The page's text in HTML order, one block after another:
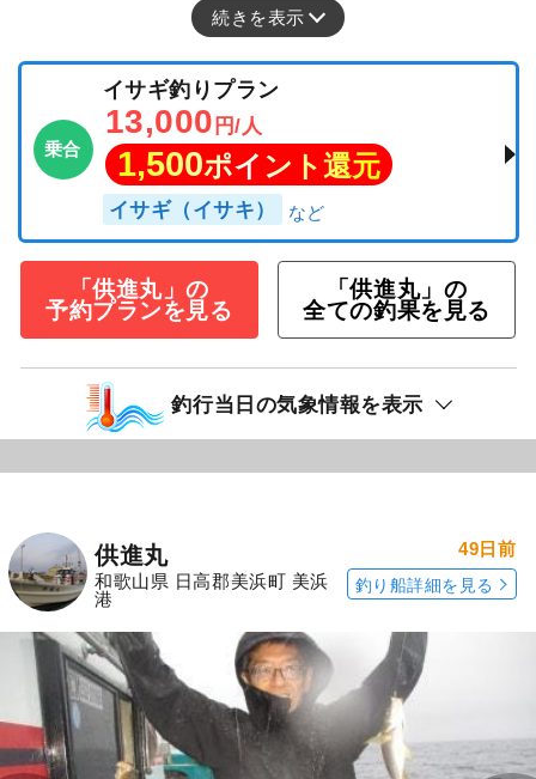
続きを表示
乗合
イサギ釣りプラン
13,000 円/人
1,500ポイント還元
イサギ（イサキ）
「供進丸」の
予約プランを見る
「供進丸」の
全ての釣果を見る
釣行当日の気象情報を表示
供進丸
和歌山県 日高郡美浜町 美浜
港
49日前
釣り船詳細を見る